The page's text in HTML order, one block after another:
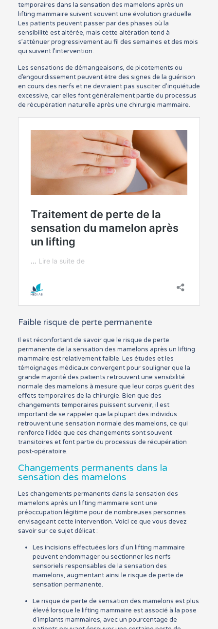
temporaires dans la sensation des mamelons après un
lifting mammaire suivent souvent une évolution graduelle.
Les patients peuvent passer par des phases où la
sensibilité est altérée, mais cette altération tend à
s’atténuer progressivement au fil des semaines et des mois
qui suivent l’intervention.
Les sensations de démangeaisons, de picotements ou
d’engourdissement peuvent être des signes de la guérison
en cours des nerfs et ne devraient pas susciter d’inquiétude
excessive, car elles font généralement partie du processus
de récupération naturelle après une chirurgie mammaire.
Faible risque de perte permanente
Il est réconfortant de savoir que le risque de perte
permanente de la sensation des mamelons après un lifting
mammaire est relativement faible. Les études et les
témoignages médicaux convergent pour souligner que la
grande majorité des patients retrouvent une sensibilité
normale des mamelons à mesure que leur corps guérit des
effets temporaires de la chirurgie. Bien que des
changements temporaires puissent survenir, il est
important de se rappeler que la plupart des individus
retrouvent une sensation normale des mamelons, ce qui
renforce l’idée que ces changements sont souvent
transitoires et font partie du processus de récupération
post-opératoire.
Changements permanents dans la
sensation des mamelons
Les changements permanents dans la sensation des
mamelons après un lifting mammaire sont une
préoccupation légitime pour de nombreuses personnes
envisageant cette intervention. Voici ce que vous devez
savoir sur ce sujet délicat :
Les incisions effectuées lors d’un lifting mammaire
peuvent endommager ou sectionner les nerfs
sensoriels responsables de la sensation des
mamelons, augmentant ainsi le risque de perte de
sensation permanente.
Le risque de perte de sensation des mamelons est plus
élevé lorsque le lifting mammaire est associé à la pose
d’implants mammaires, avec un pourcentage de